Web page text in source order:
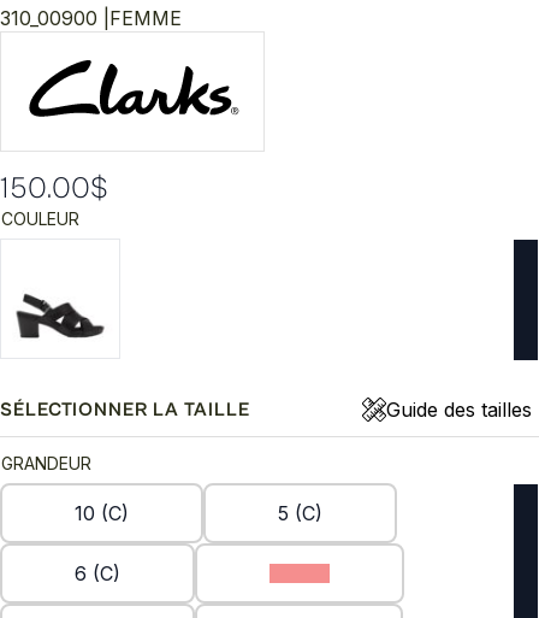
310_00900 | FEMME
150.00$
COULEUR
SÉLECTIONNER LA TAILLE Guide des tailles
GRANDEUR
10 (C) 5 (C)
6 (C)